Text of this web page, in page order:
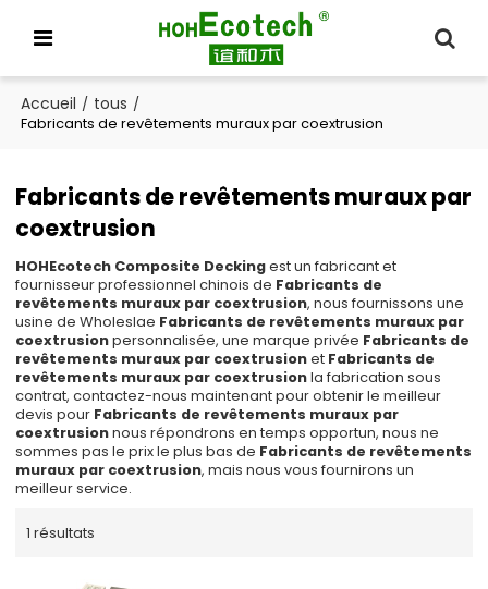
Accueil / tous /
Fabricants de revêtements muraux par coextrusion
Fabricants de revêtements muraux par
coextrusion
HOHEcotech Composite Deckingest un fabricant et
fournisseur professionnel chinois de Fabricants de
revêtements muraux par coextrusion, nous fournissons une
usine de Wholeslae Fabricants de revêtements muraux par
coextrusionpersonnalisée, une marque privée Fabricants de
revêtements muraux par coextrusionet Fabricants de
revêtements muraux par coextrusionla fabrication sous
contrat, contactez-nous maintenant pour obtenir le meilleur
devis pour Fabricants de revêtements muraux par
coextrusionnous répondrons en temps opportun, nous ne
sommes pas le prix le plus bas de Fabricants de revêtements
muraux par coextrusion, mais nous vous fournirons un
meilleur service.
1 résultats